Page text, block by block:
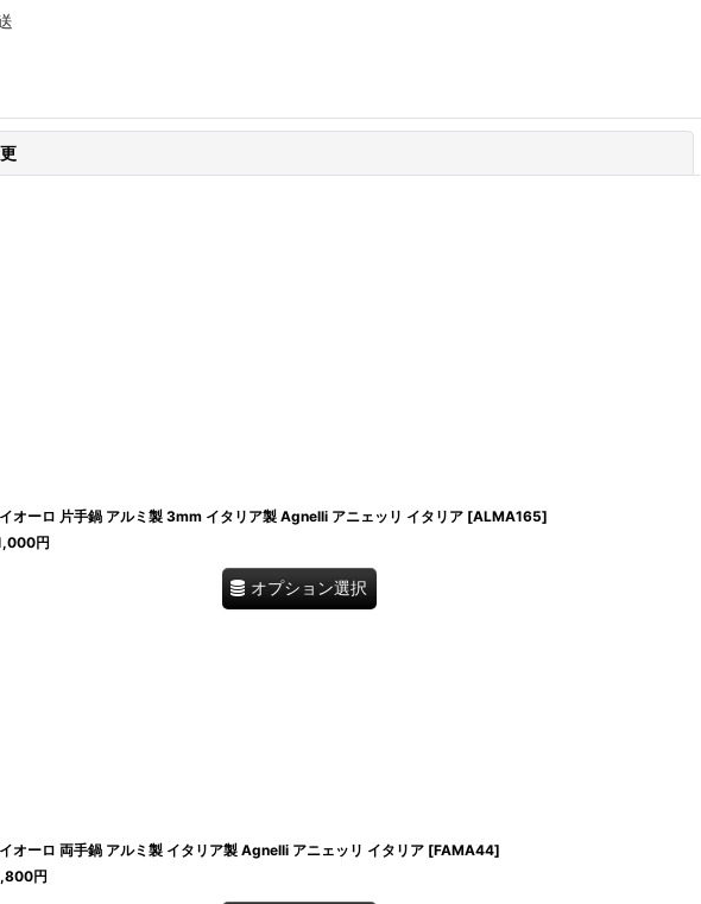
オーロ 片手鍋 アルミ製 3mm イタリア製 Agnelli アニェッリ イタリア [ALMA165]
円
オプション選択
オーロ 両手鍋 アルミ製 イタリア製 Agnelli アニェッリ イタリア [FAMA44]
円